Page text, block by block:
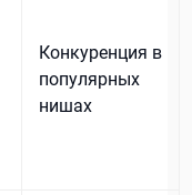
Конкуренция в
популярных
нишах